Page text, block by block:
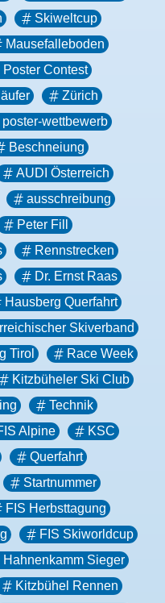
Skiweltcup
Mausefalleboden
Poster Contest
Zürich
poster-wettbewerb
Beschneiung
AUDI Österreich
ausschreibung
Peter Fill
Rennstrecken
Dr. Ernst Raas
Hausberg Querfahrt
Skiverband
Tirol
Race Week
Kitzbüheler Ski Club
Technik
Alpine
KSC
Querfahrt
Startnummer
FIS Herbsttagung
FIS Skiworldcup
Hahnenkamm Sieger
Kitzbühel Rennen